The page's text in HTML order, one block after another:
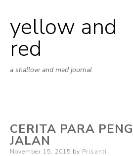
yellow and
red
a shallow and mad journal
CERITA PARA
JALAN
Posted
November 15, 2015 by Prisanti